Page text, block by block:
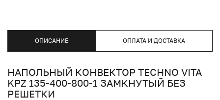
ОПИСАНИЕ ОПЛАТА И ДОСТАВКА
НАПОЛЬНЫЙ КОНВЕКТОР TECHNO VITA
KPZ 135-400-800-1 ЗАМКНУТЫЙ БЕЗ
РЕШЕТКИ